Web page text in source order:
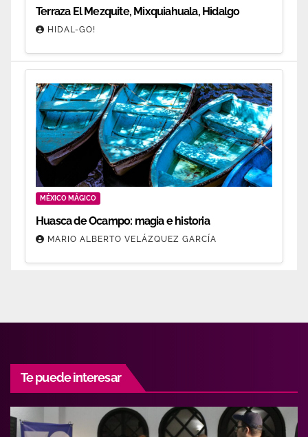
Terraza El Mezquite, Mixquiahuala, Hidalgo
HIDAL-GO!
MÉXICO MÁGICO
Huasca de Ocampo: magia e historia
MARIO ALBERTO VELÁZQUEZ GARCÍA
Te puede interesar